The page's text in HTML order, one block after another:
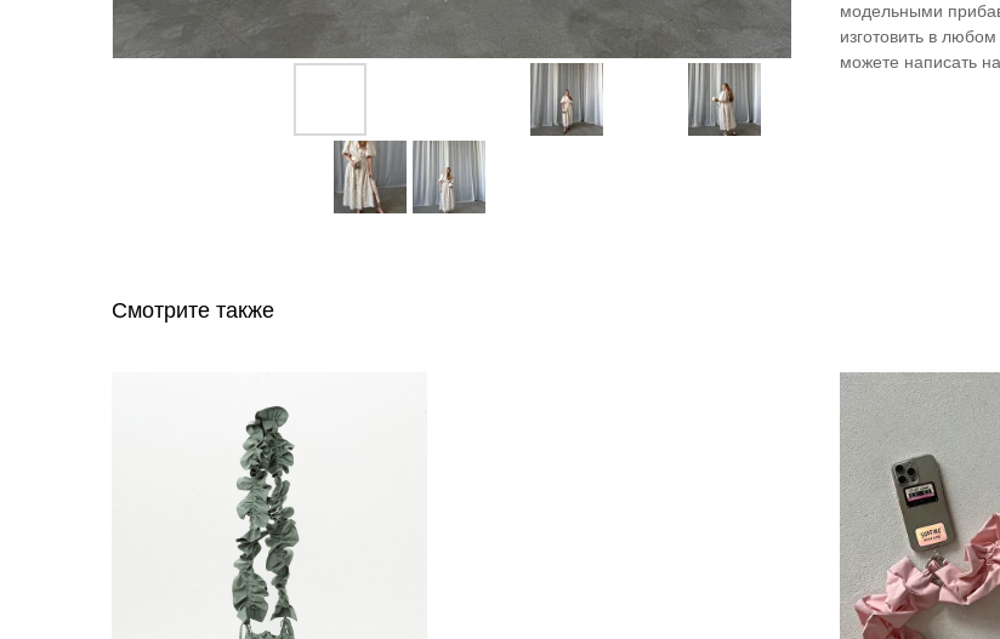
модельными
изготовить в
можете написать
Смотрите также